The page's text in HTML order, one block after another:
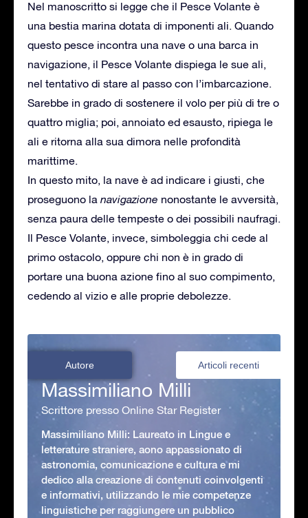
Nel manoscritto si legge che il Pesce Volante è
una bestia marina dotata di imponenti ali. Quando
questo pesce incontra una nave o una barca in
navigazione, il Pesce Volante dispiega le sue ali,
nel tentativo di stare al passo con l’imbarcazione.
Sarebbe in grado di sostenere il volo per più di tre o
quattro miglia; poi, annoiato ed esausto, ripiega le
ali e ritorna alla sua dimora nelle profondità
marittime.
In questo mito, la nave è ad indicare i giusti, che
proseguono la navigazione nonostante le avversità,
senza paura delle tempeste o dei possibili naufragi.
Il Pesce Volante, invece, simboleggia chi cede al
primo ostacolo, oppure chi non è in grado di
portare una buona azione fino al suo compimento,
cedendo al vizio e alle proprie debolezze.
Autore Articoli recenti
Massimiliano Milli
Scrittore presso Online Star Register
Massimiliano Milli: Laureato in Lingue e
letterature straniere, aono appassionato di
astronomia, comunicazione e cultura e mi
dedico alla creazione di contenuti coinvolgenti
e informativi, utilizzando le mie competenze
linguistiche per raggiungere un pubblico